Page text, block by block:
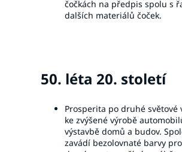
čočkách na předpis spolu s
dalších materiálů čoček.
50. léta 20. století
Prosperita po druhé světové
ke zvýšené výrobě
výstavbě domů a budov.
zavádí bezolovnaté barvy pro